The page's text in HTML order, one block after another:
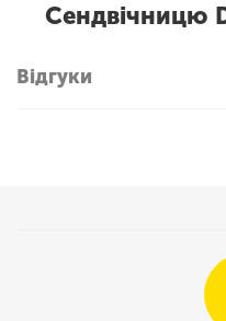
Сендвічницю
Відгуки